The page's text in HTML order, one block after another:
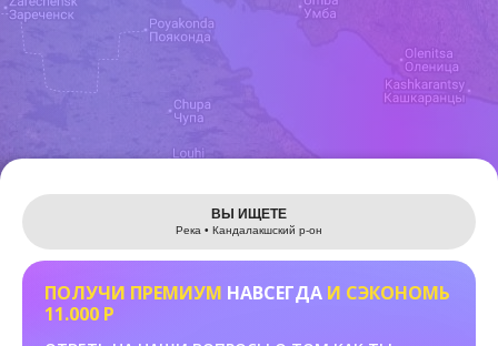
Leaflet
ВЫ ИЩЕТЕ
Река • Кандалакшский р-он
ПОЛУЧИ ПРЕМИУМ НАВСЕГДА И СЭКОНОМЬ
11.000 Р